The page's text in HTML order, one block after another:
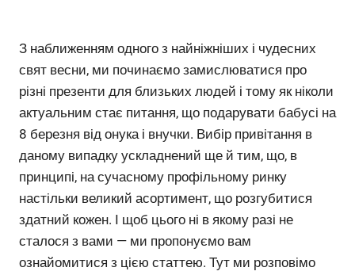
З наближенням одного з найніжніших і чудесних
свят весни, ми починаємо замислюватися про
різні презенти для близьких людей і тому як ніколи
актуальним стає питання, що подарувати бабусі на
8 березня від онука і внучки. Вибір привітання в
даному випадку ускладнений ще й тим, що, в
принципі, на сучасному профільному ринку
настільки великий асортимент, що розгубитися
здатний кожен. І щоб цього ні в якому разі не
сталося з вами — ми пропонуємо вам
ознайомитися з цією статтею. Тут ми розповімо